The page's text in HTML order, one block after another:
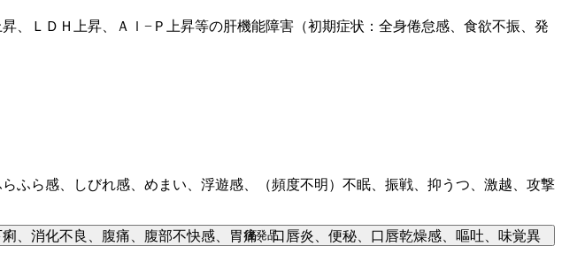
ＬＤＨ上昇、Ａｌ−Ｐ上昇等の肝機能障害（初期症状：全身倦怠感、食欲不振、発
ら感、しびれ感、めまい、浮遊感、（頻度不明）不眠、振戦、抑うつ、激越、攻撃
消化不良、腹痛、腹部不快感、胃痛、口唇炎、便秘、口唇乾燥感、嘔吐、味覚異
後発品